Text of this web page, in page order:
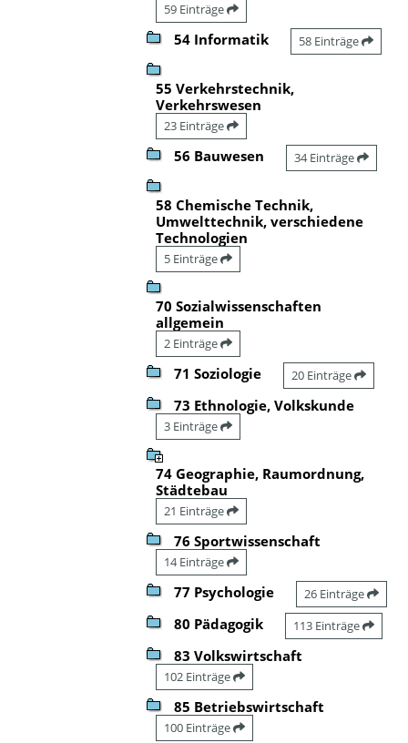
59 Einträge
54 Informatik 58 Einträge
55 Verkehrstechnik,
Verkehrswesen
23 Einträge
56 Bauwesen 34 Einträge
58 Chemische Technik,
Umwelttechnik, verschiedene
Technologien
5 Einträge
70 Sozialwissenschaften
allgemein
2 Einträge
71 Soziologie 20 Einträge
73 Ethnologie, Volkskunde
3 Einträge
74 Geographie, Raumordnung,
Städtebau
21 Einträge
76 Sportwissenschaft
14 Einträge
77 Psychologie 26 Einträge
80 Pädagogik 113 Einträge
83 Volkswirtschaft
102 Einträge
85 Betriebswirtschaft
100 Einträge